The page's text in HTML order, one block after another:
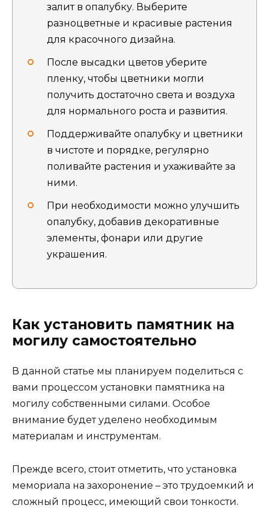
залит в опалубку. Выберите
разноцветные и красивые растения
для красочного дизайна.
После высадки цветов уберите
пленку, чтобы цветники могли
получить достаточно света и воздуха
для нормального роста и развития.
Поддерживайте опалубку и цветники
в чистоте и порядке, регулярно
поливайте растения и ухаживайте за
ними.
При необходимости можно улучшить
опалубку, добавив декоративные
элементы, фонари или другие
украшения.
Как установить памятник на
могилу самостоятельно
В данной статье мы планируем поделиться с
вами процессом установки памятника на
могилу собственными силами. Особое
внимание будет уделено необходимым
материалам и инструментам.
Прежде всего, стоит отметить, что установка
мемориала на захоронение – это трудоемкий и
сложный процесс, имеющий свои тонкости.